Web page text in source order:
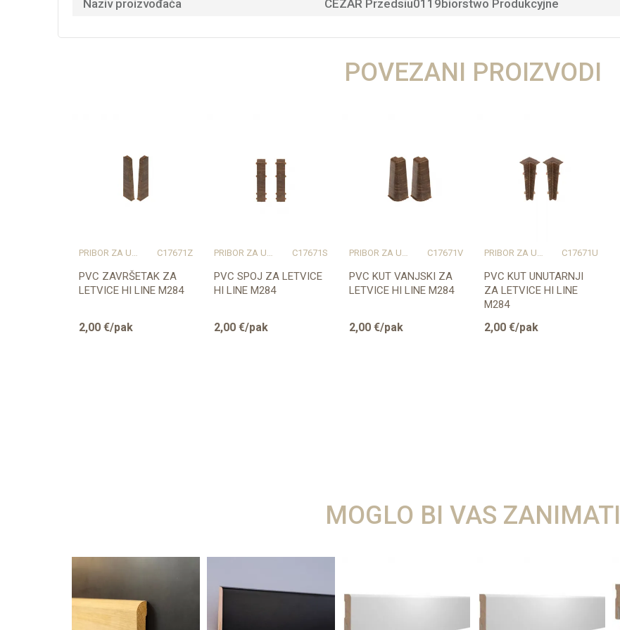
Naziv proizvođača CEZAR Przedsiu0119biorstwo Produkcyjne
POVEZANI PROIZVODI
PRIBOR ZA UGRADNJU PODOVA – SVE NA JEDNOM MJESTU C17671Z
PVC ZAVRŠETAK ZA
LETVICE HI LINE M284
2,00 €/pak
PRIBOR ZA UGRADNJU PODOVA – SVE NA JEDNOM MJESTU C17671S
PVC SPOJ ZA LETVICE
HI LINE M284
2,00 €/pak
PRIBOR ZA UGRADNJU PODOVA – SVE NA JEDNOM MJESTU C17671V
PVC KUT VANJSKI ZA
LETVICE HI LINE M284
2,00 €/pak
PRIBOR ZA UGRADNJU PODOVA – SVE NA JEDNOM MJESTU C17671U
PVC KUT UNUTARNJI
ZA LETVICE HI LINE
M284
2,00 €/pak
MOGLO BI VAS ZANIMATI